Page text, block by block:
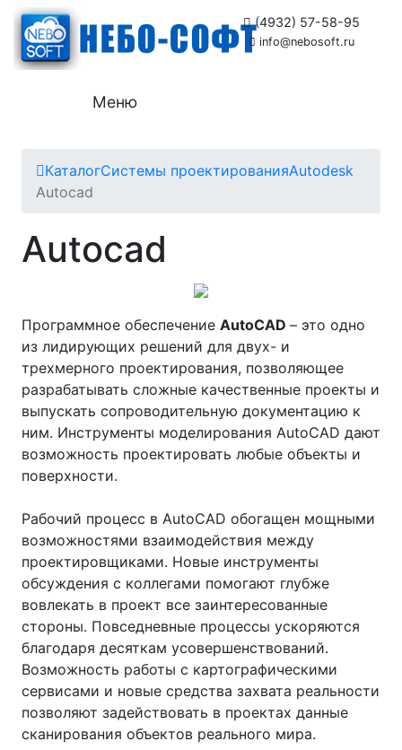
(4932) 57-58-95
info@nebosoft.ru
Меню
КаталогСистемы проектированияAutodesk
Autocad
Autocad
Программное обеспечение AutoCAD – это одно
из лидирующих решений для двух- и
трехмерного проектирования, позволяющее
разрабатывать сложные качественные проекты и
выпускать сопроводительную документацию к
ним. Инструменты моделирования AutoCAD дают
возможность проектировать любые объекты и
поверхности.
Рабочий процесс в AutoCAD обогащен мощными
возможностями взаимодействия между
проектировщиками. Новые инструменты
обсуждения с коллегами помогают глубже
вовлекать в проект все заинтересованные
стороны. Повседневные процессы ускоряются
благодаря десяткам усовершенствований.
Возможность работы с картографическими
сервисами и новые средства захвата реальности
позволяют задействовать в проектах данные
сканирования объектов реального мира.